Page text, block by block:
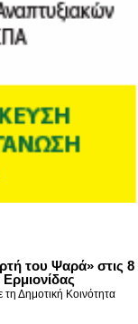
του Ψαρά» στις 8
Δημοτική Κοινότητα